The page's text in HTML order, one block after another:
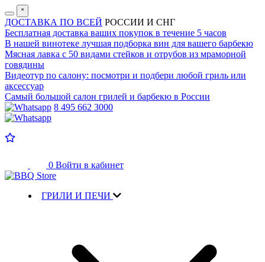
˟
ДОСТАВКА ПО ВСЕЙ РОССИИ И СНГ
Бесплатная доставка ваших покупок в течение 5 часов
В нашей винотеке лучшая подборка вин для вашего барбекю
Мясная лавка с 50 видами стейков и отрубов из мраморной
говядины
Видеотур по салону: посмотри и подбери любой гриль или
аксессуар
Самый большой салон грилей и барбекю в России
8 495 662 3000
0 Войти в кабинет
ГРИЛИ И ПЕЧИ